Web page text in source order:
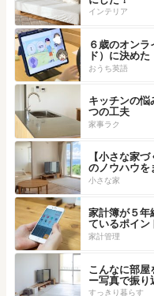
インテリア
６歳のオン
ド）に決めた
おうち英語
キッチンの悩
つの工夫
家事ラク
【小さな家
のノウハウを
小さな家
家計簿が５年
ているポイン
家計管理
こんなに部屋
ー写真で振り
すっきり暮らす